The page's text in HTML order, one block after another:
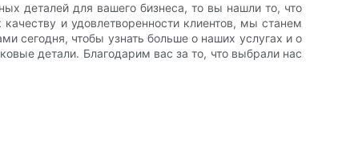
деталей для вашего бизнеса, то вы нашли то, что
и удовлетворенности клиентов, мы станем
сегодня, чтобы узнать больше о наших услугах и о
детали. Благодарим вас за то, что выбрали нас